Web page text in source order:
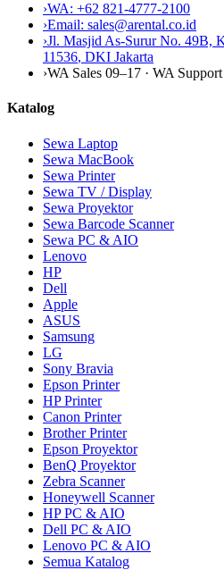
›WA: +62 821-4777-2100
›Email: sales@arental.co.id
›Jl. Masjid As-Surur No. 49B,
11536, DKI Jakarta
›WA Sales 09–17 · WA
Katalog
Sewa Laptop
Sewa MacBook
Sewa Printer
Sewa TV / Display
Sewa Proyektor
Sewa Barcode Scanner
Sewa PC & AIO
Lenovo
HP
Dell
Apple
ASUS
Samsung
LG
Sony Bravia
Epson Printer
HP Printer
Canon Printer
Brother Printer
Epson Proyektor
BenQ Proyektor
Zebra Scanner
Honeywell Scanner
HP PC & AIO
Dell PC & AIO
Lenovo PC & AIO
Semua Katalog